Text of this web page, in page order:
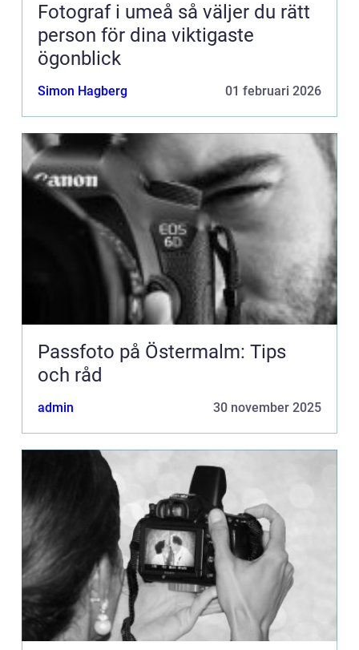
Fotograf i umeå så väljer du rätt
person för dina viktigaste
ögonblick
Simon Hagberg 01 februari 2026
Passfoto på Östermalm: Tips
och råd
admin 30 november 2025